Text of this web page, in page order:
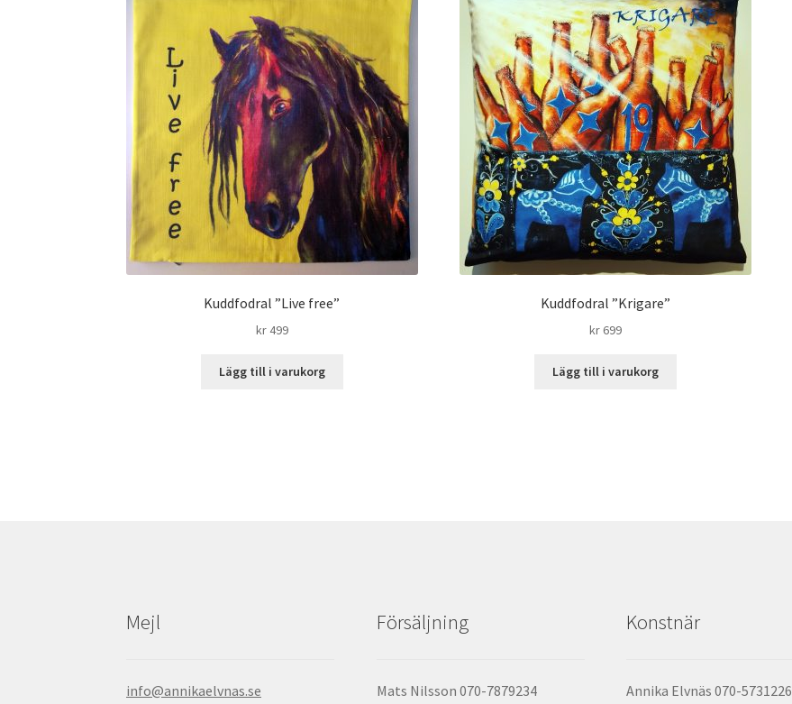
Kuddfodral ”Live free”
kr499
Lägg till i varukorg
Kuddfodral ”Krigare”
kr699
Lägg till i varukorg
Mejl
info@annikaelvnas.se
Försäljning
Mats Nilsson 070-7879234
Konstnär
Annika Elvnäs 070-5731226